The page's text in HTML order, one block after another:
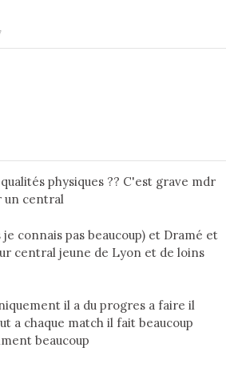
physiques ?? C'est grave mdr
un central
connais pas beaucoup) et Dramé et
central jeune de Lyon et de loins
il a du progres a faire il
a chaque match il fait beaucoup
beaucoup